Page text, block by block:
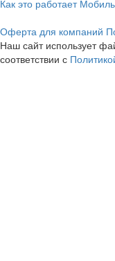
Как это работает
Оферта для компаний
Наш сайт использует
соответствии с